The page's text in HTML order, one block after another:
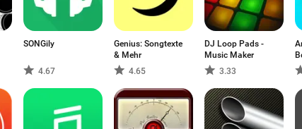
SONGily
4.67
Genius: Songtexte
& Mehr
4.65
DJ Loop Pads -
Music Maker
3.33